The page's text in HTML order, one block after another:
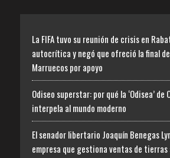
La FIFA tuvo su reunión de crisis en
autocrítica y negó que ofreció la final
Marruecos por apoyo
Odiseo superstar: por qué la ‘Odisea’
interpela al mundo moderno
El senador libertario Joaquín Benegas
empresa que gestiona ventas de